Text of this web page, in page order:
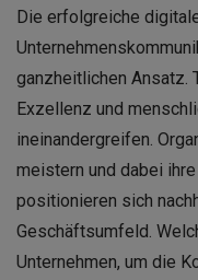
Die erfolgreiche
ganzheitlichen Ansatz.
Exzellenz und
ineinandergreifen.
meistern und dabei
positionieren sich
Geschäftsumfeld.
Unternehmen, um die